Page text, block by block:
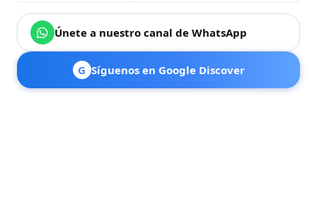
Únete a nuestro canal de WhatsApp
G Síguenos en Google Discover